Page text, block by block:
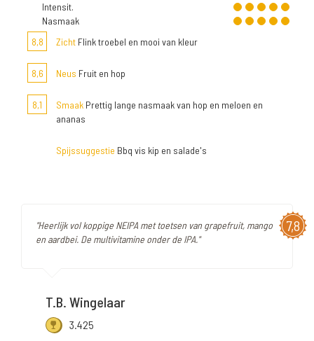
Intensit.
Nasmaak
8,8
Zicht Flink troebel en mooi van kleur
8,6 Neus Fruit en hop
8,1 Smaak Prettig lange nasmaak van hop en meloen en
ananas
Spijssuggestie Bbq vis kip en salade's
7,8
"Heerlijk vol koppige NEIPA met toetsen van grapefruit, mango
en aardbei. De multivitamine onder de IPA."
T.B. Wingelaar
3.425